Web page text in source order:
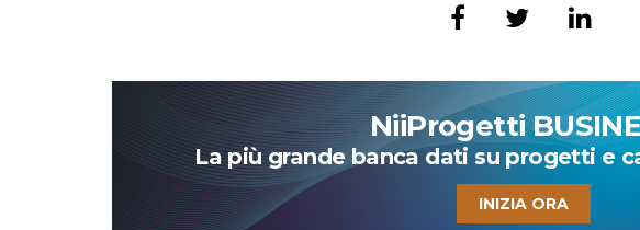
NiiProgetti
La più grande banca dati su progetti e
INIZIA ORA